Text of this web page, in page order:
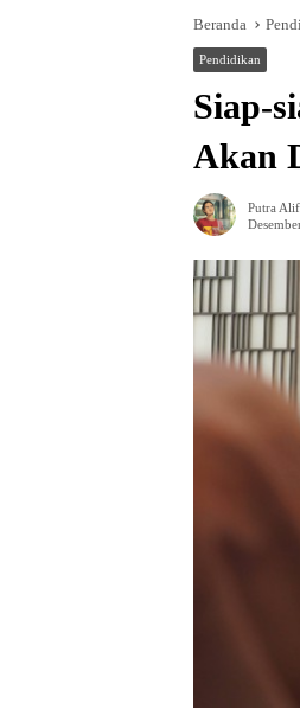
Beranda
Pendidikan
Siap-
Akan
Putra